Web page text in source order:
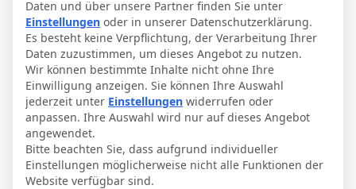
DFB-Pokal-26/27 - 1.Runde
Letzter Beitrag
BergischerLoewe
Daten und über unsere Partner finden Sie unter
Einstellungen oder in unserer Datenschutzerklärung.
Es besteht keine Verpflichtung, der Verarbeitung Ihrer
Daten zuzustimmen, um dieses Angebot zu nutzen.
Wir können bestimmte Inhalte nicht ohne Ihre
Einwilligung anzeigen. Sie können Ihre Auswahl
jederzeit unter Einstellungen widerrufen oder
anpassen. Ihre Auswahl wird nur auf dieses Angebot
angewendet.
Bitte beachten Sie, dass aufgrund individueller
Einstellungen möglicherweise nicht alle Funktionen der
Website verfügbar sind.